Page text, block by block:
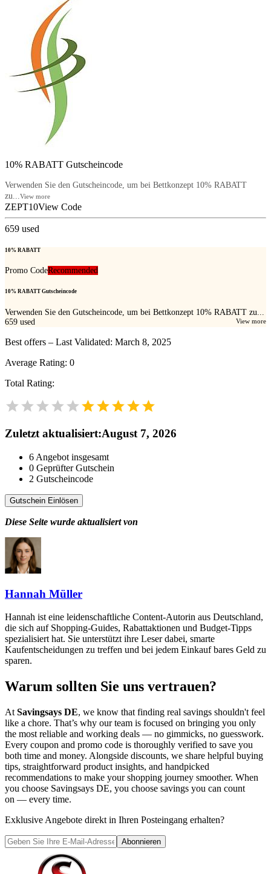
10% RABATT Gutscheincode
Verwenden Sie den Gutscheincode, um bei Bettkonzept 10% RABATT
zu...
View more
ZEPT10View Code
659 used
10% RABATT
Promo CodeRecommended
10% RABATT Gutscheincode
Verwenden Sie den Gutscheincode, um bei Bettkonzept 10% RABATT zu...
View more
659 used
Best offers – Last Validated: March 8, 2025
Average Rating: 0
Total Rating:
Zuletzt aktualisiert:August 7, 2026
6 Angebot insgesamt
0 Geprüfter Gutschein
2 Gutscheincode
Gutschein Einlösen
Diese Seite wurde aktualisiert von
Hannah Müller
Hannah ist eine leidenschaftliche Content-Autorin aus Deutschland,
die sich auf Shopping-Guides, Rabattaktionen und Budget-Tipps
spezialisiert hat. Sie unterstützt ihre Leser dabei, smarte
Kaufentscheidungen zu treffen und bei jedem Einkauf bares Geld zu
sparen.
Warum sollten Sie uns vertrauen?
At Savingsays DE, we know that finding real savings shouldn't feel
like a chore. That’s why our team is focused on bringing you only
the most reliable and working deals — no gimmicks, no guesswork.
Every coupon and promo code is thoroughly verified to save you
both time and money. Alongside discounts, we share helpful buying
tips, straightforward product insights, and handpicked
recommendations to make your shopping journey smoother. When
you choose Savingsays DE, you choose savings you can count
on — every time.
Exklusive Angebote direkt in Ihren Posteingang erhalten?
Abonnieren